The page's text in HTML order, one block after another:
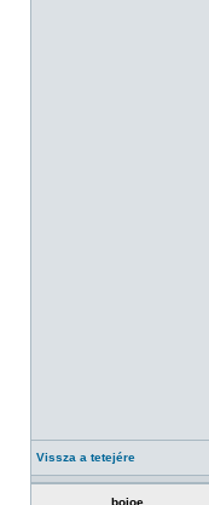
Vissza a tetejére
bojoe